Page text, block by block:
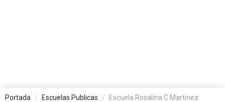
Portada Escuelas Publicas Escuela Rosalina C Martinez